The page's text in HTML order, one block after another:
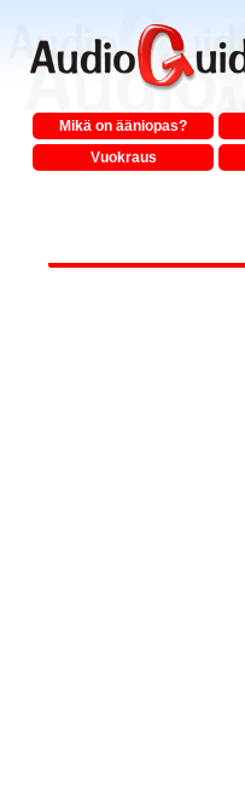
Mikä on ääniopas?
Vuokraus